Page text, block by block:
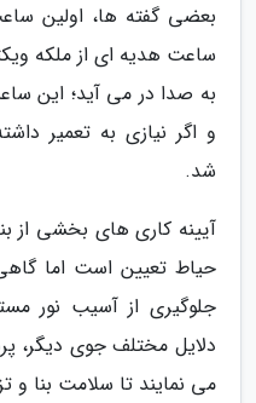
بعضی گفته ها، اولین
ساعت هدیه ای از ملکه
به صدا در می آید؛ این
و اگر نیازی به تعمیر
شد.
آیینه کاری های بخشی از
حیاط تعیین است اما
جلوگیری از آسیب نور
دلایل مختلف جوی دیگر،
می نمایند تا سلامت بنا و